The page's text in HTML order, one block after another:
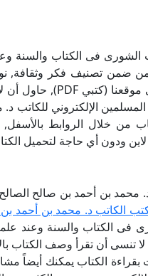
الشورى فى الكتاب والسنة
الإلكتروني للكاتب
ودون أي حاجة لتحميل
محمد بن أحمد بن صالح
الكاتب د. محمد بن أحمد
فى الكتاب والسنة وعند
تنسى أن تقرأ وصف الكتاب
بقراءة الكتاب يمكنك أيضاً